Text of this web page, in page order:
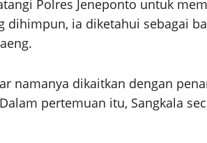
Polres Jeneponto untuk
dihimpun, ia diketahui sebagai
namanya dikaitkan dengan
pertemuan itu, Sangkala